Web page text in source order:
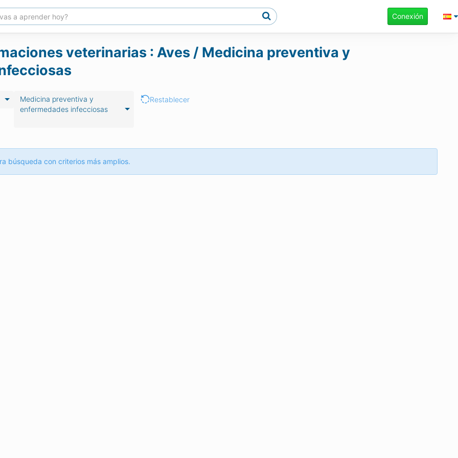
Conexión
veterinarias : Aves / Medicina preventiva y
Medicina preventiva y
enfermedades infecciosas
Restablecer
búsqueda con criterios más amplios.